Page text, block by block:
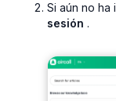
Si aún no ha
sesión .